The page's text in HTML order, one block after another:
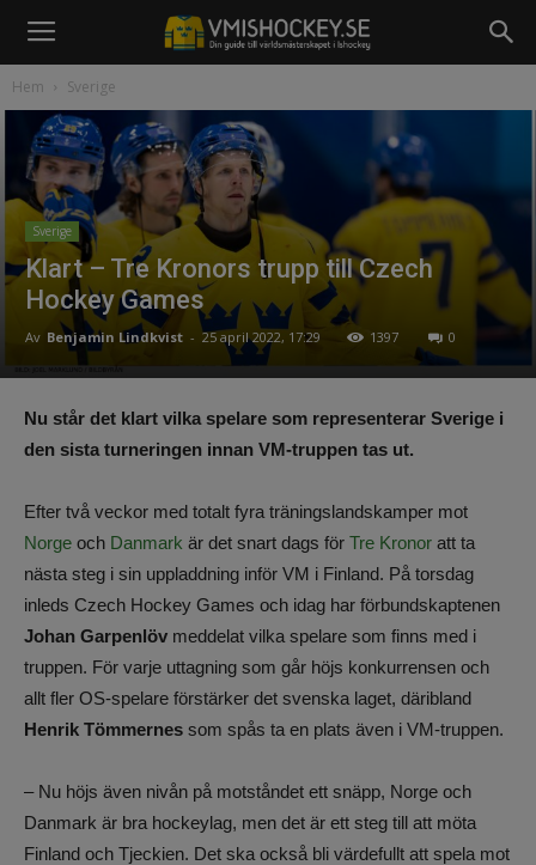
Hem Sverige
Sverige
Klart – Tre Kronors trupp till Czech
Hockey Games
Av Benjamin Lindkvist - 25 april 2022, 17:29 1397 0
Nu står det klart vilka spelare som representerar Sverige i
den sista turneringen innan VM-truppen tas ut.
Efter två veckor med totalt fyra träningslandskamper mot
Norge och Danmark är det snart dags för Tre Kronor att ta
nästa steg i sin uppladdning inför VM i Finland. På torsdag
inleds Czech Hockey Games och idag har förbundskaptenen
Johan Garpenlöv meddelat vilka spelare som finns med i
truppen. För varje uttagning som går höjs konkurrensen och
allt fler OS-spelare förstärker det svenska laget, däribland
Henrik Tömmernes som spås ta en plats även i VM-truppen.
– Nu höjs även nivån på motståndet ett snäpp, Norge och
Danmark är bra hockeylag, men det är ett steg till att möta
Finland och Tjeckien. Det ska också bli värdefullt att spela mot